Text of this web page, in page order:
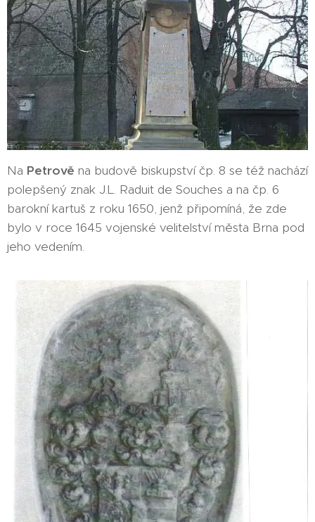
Na Petrově na budově biskupství čp. 8 se též nachází
polepšený znak J.L. Raduit de Souches a na čp. 6
barokní kartuš z roku 1650, jenž připomíná, že zde
bylo v roce 1645 vojenské velitelství města Brna pod
jeho vedením.